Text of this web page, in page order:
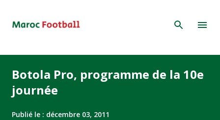
Botola Pro, programme de la 10e
journée
Publié le : décembre 03, 2011